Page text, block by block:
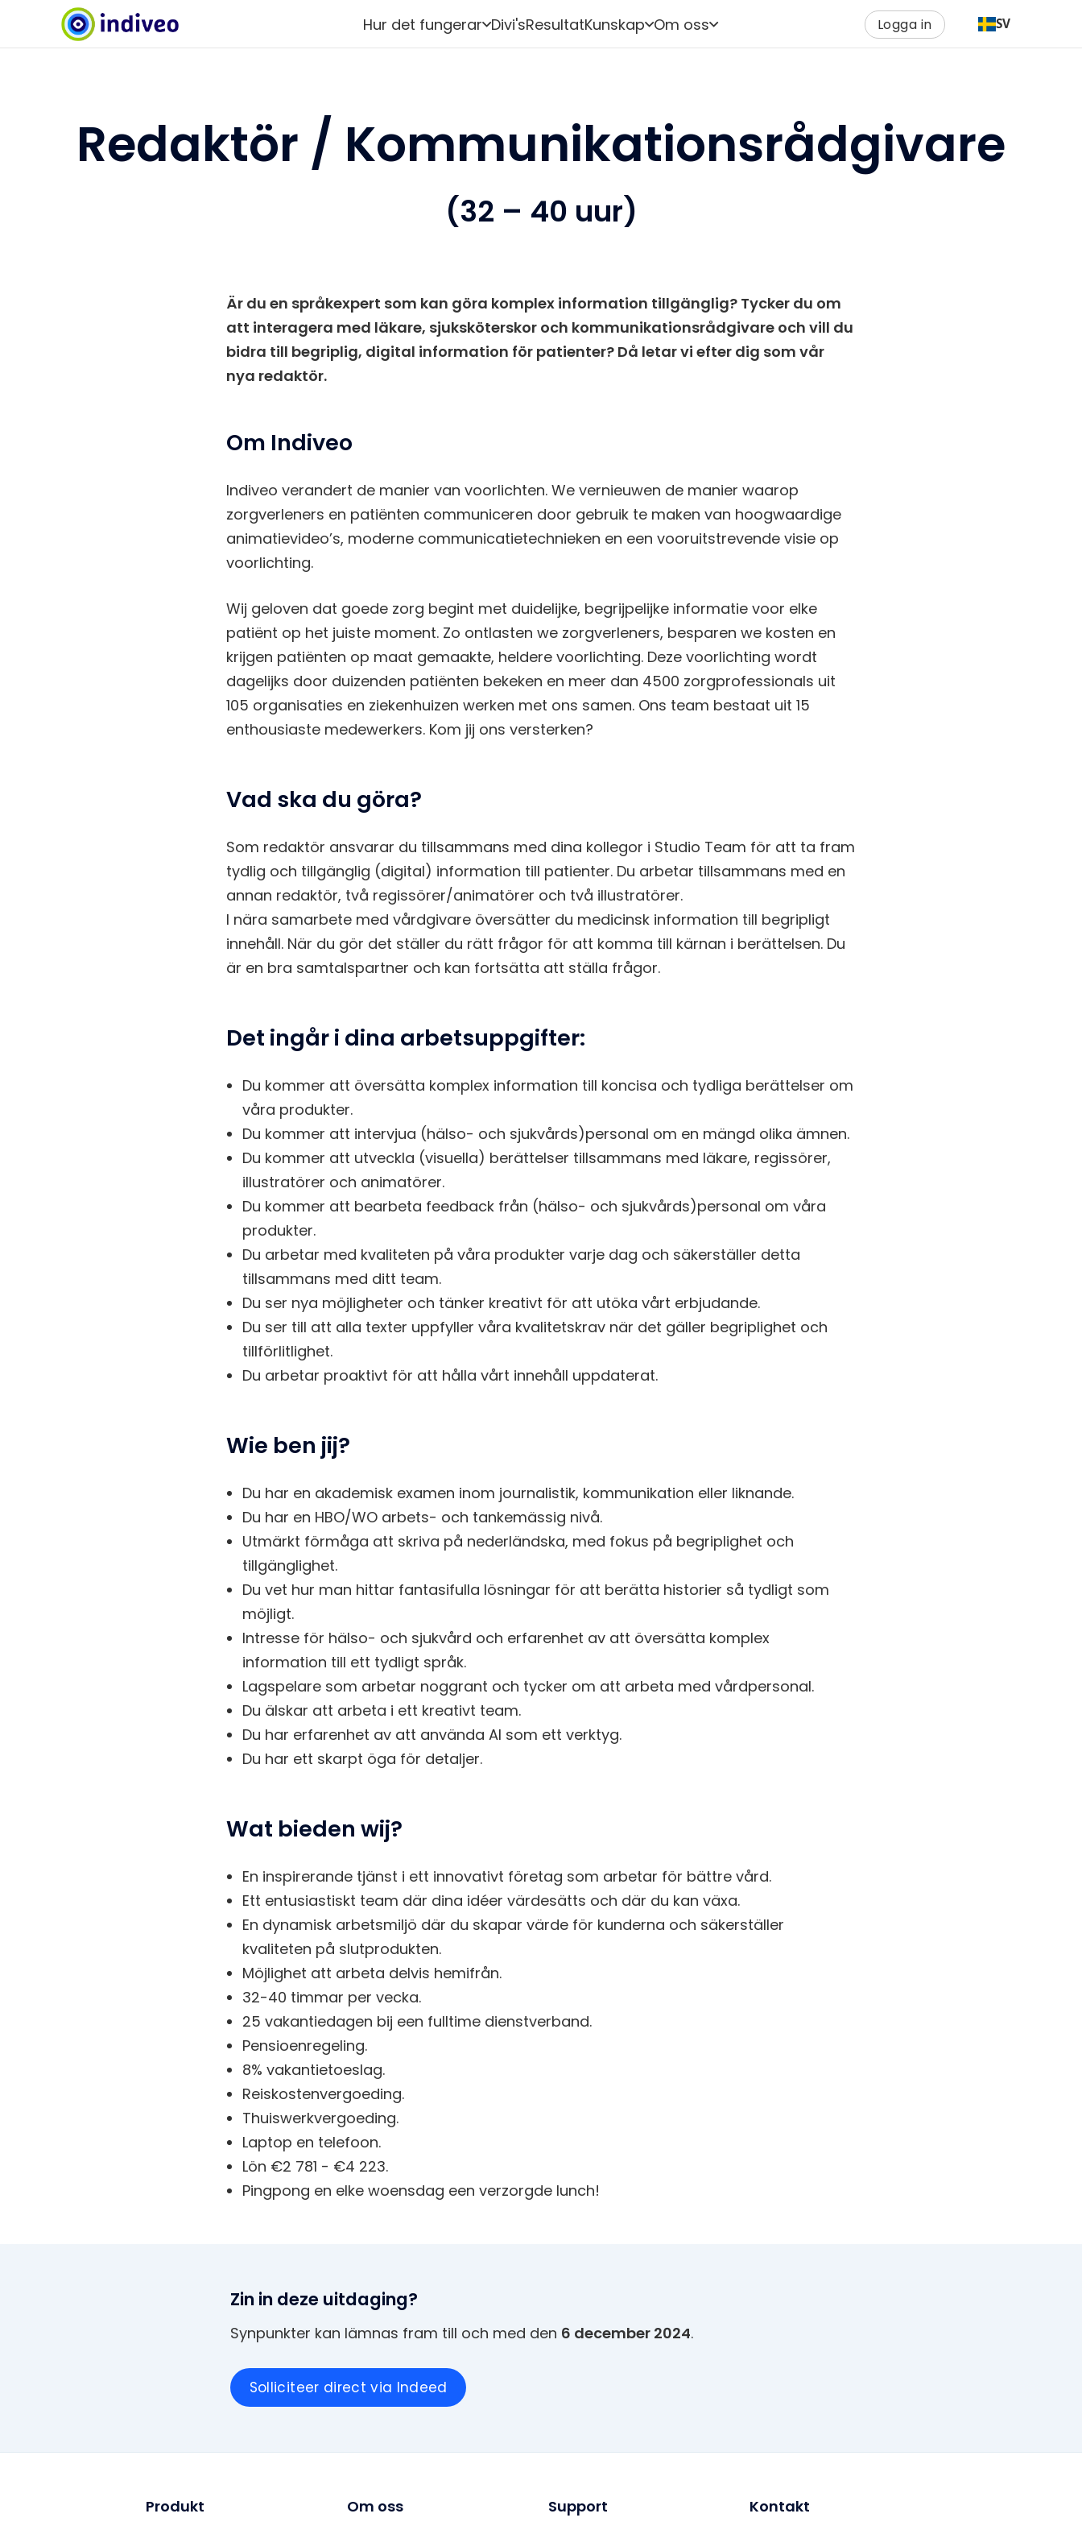
Hur det fungerar Divi'sResultatKunskap Om oss Logga in SV
Redaktör / Kommunikationsrådgivare
(32 – 40 uur)
Är du en språkexpert som kan göra komplex information tillgänglig? Tycker du om
att interagera med läkare, sjuksköterskor och kommunikationsrådgivare och vill du
bidra till begriplig, digital information för patienter? Då letar vi efter dig som vår
nya redaktör.
Om Indiveo
Indiveo verandert de manier van voorlichten. We vernieuwen de manier waarop
zorgverleners en patiënten communiceren door gebruik te maken van hoogwaardige
animatievideo’s, moderne communicatietechnieken en een vooruitstrevende visie op
voorlichting.
Wij geloven dat goede zorg begint met duidelijke, begrijpelijke informatie voor elke
patiënt op het juiste moment. Zo ontlasten we zorgverleners, besparen we kosten en
krijgen patiënten op maat gemaakte, heldere voorlichting. Deze voorlichting wordt
dagelijks door duizenden patiënten bekeken en meer dan 4500 zorgprofessionals uit
105 organisaties en ziekenhuizen werken met ons samen. Ons team bestaat uit 15
enthousiaste medewerkers. Kom jij ons versterken?
Vad ska du göra?
Som redaktör ansvarar du tillsammans med dina kollegor i Studio Team för att ta fram
tydlig och tillgänglig (digital) information till patienter. Du arbetar tillsammans med en
annan redaktör, två regissörer/animatörer och två illustratörer.
I nära samarbete med vårdgivare översätter du medicinsk information till begripligt
innehåll. När du gör det ställer du rätt frågor för att komma till kärnan i berättelsen. Du
är en bra samtalspartner och kan fortsätta att ställa frågor.
Det ingår i dina arbetsuppgifter:
Du kommer att översätta komplex information till koncisa och tydliga berättelser om
våra produkter.
Du kommer att intervjua (hälso- och sjukvårds)personal om en mängd olika ämnen.
Du kommer att utveckla (visuella) berättelser tillsammans med läkare, regissörer,
illustratörer och animatörer.
Du kommer att bearbeta feedback från (hälso- och sjukvårds)personal om våra
produkter.
Du arbetar med kvaliteten på våra produkter varje dag och säkerställer detta
tillsammans med ditt team.
Du ser nya möjligheter och tänker kreativt för att utöka vårt erbjudande.
Du ser till att alla texter uppfyller våra kvalitetskrav när det gäller begriplighet och
tillförlitlighet.
Du arbetar proaktivt för att hålla vårt innehåll uppdaterat.
Wie ben jij?
Du har en akademisk examen inom journalistik, kommunikation eller liknande.
Du har en HBO/WO arbets- och tankemässig nivå.
Utmärkt förmåga att skriva på nederländska, med fokus på begriplighet och
tillgänglighet.
Du vet hur man hittar fantasifulla lösningar för att berätta historier så tydligt som
möjligt.
Intresse för hälso- och sjukvård och erfarenhet av att översätta komplex
information till ett tydligt språk.
Lagspelare som arbetar noggrant och tycker om att arbeta med vårdpersonal.
Du älskar att arbeta i ett kreativt team.
Du har erfarenhet av att använda AI som ett verktyg.
Du har ett skarpt öga för detaljer.
Wat bieden wij?
En inspirerande tjänst i ett innovativt företag som arbetar för bättre vård.
Ett entusiastiskt team där dina idéer värdesätts och där du kan växa.
En dynamisk arbetsmiljö där du skapar värde för kunderna och säkerställer
kvaliteten på slutprodukten.
Möjlighet att arbeta delvis hemifrån.
32-40 timmar per vecka.
25 vakantiedagen bij een fulltime dienstverband.
Pensioenregeling.
8% vakantietoeslag.
Reiskostenvergoeding.
Thuiswerkvergoeding.
Laptop en telefoon.
Lön €2 781 - €4 223.
Pingpong en elke woensdag een verzorgde lunch!
Zin in deze uitdaging?
Synpunkter kan lämnas fram till och med den 6 december 2024.
Solliciteer direct via Indeed
Produkt Om oss Support Kontakt